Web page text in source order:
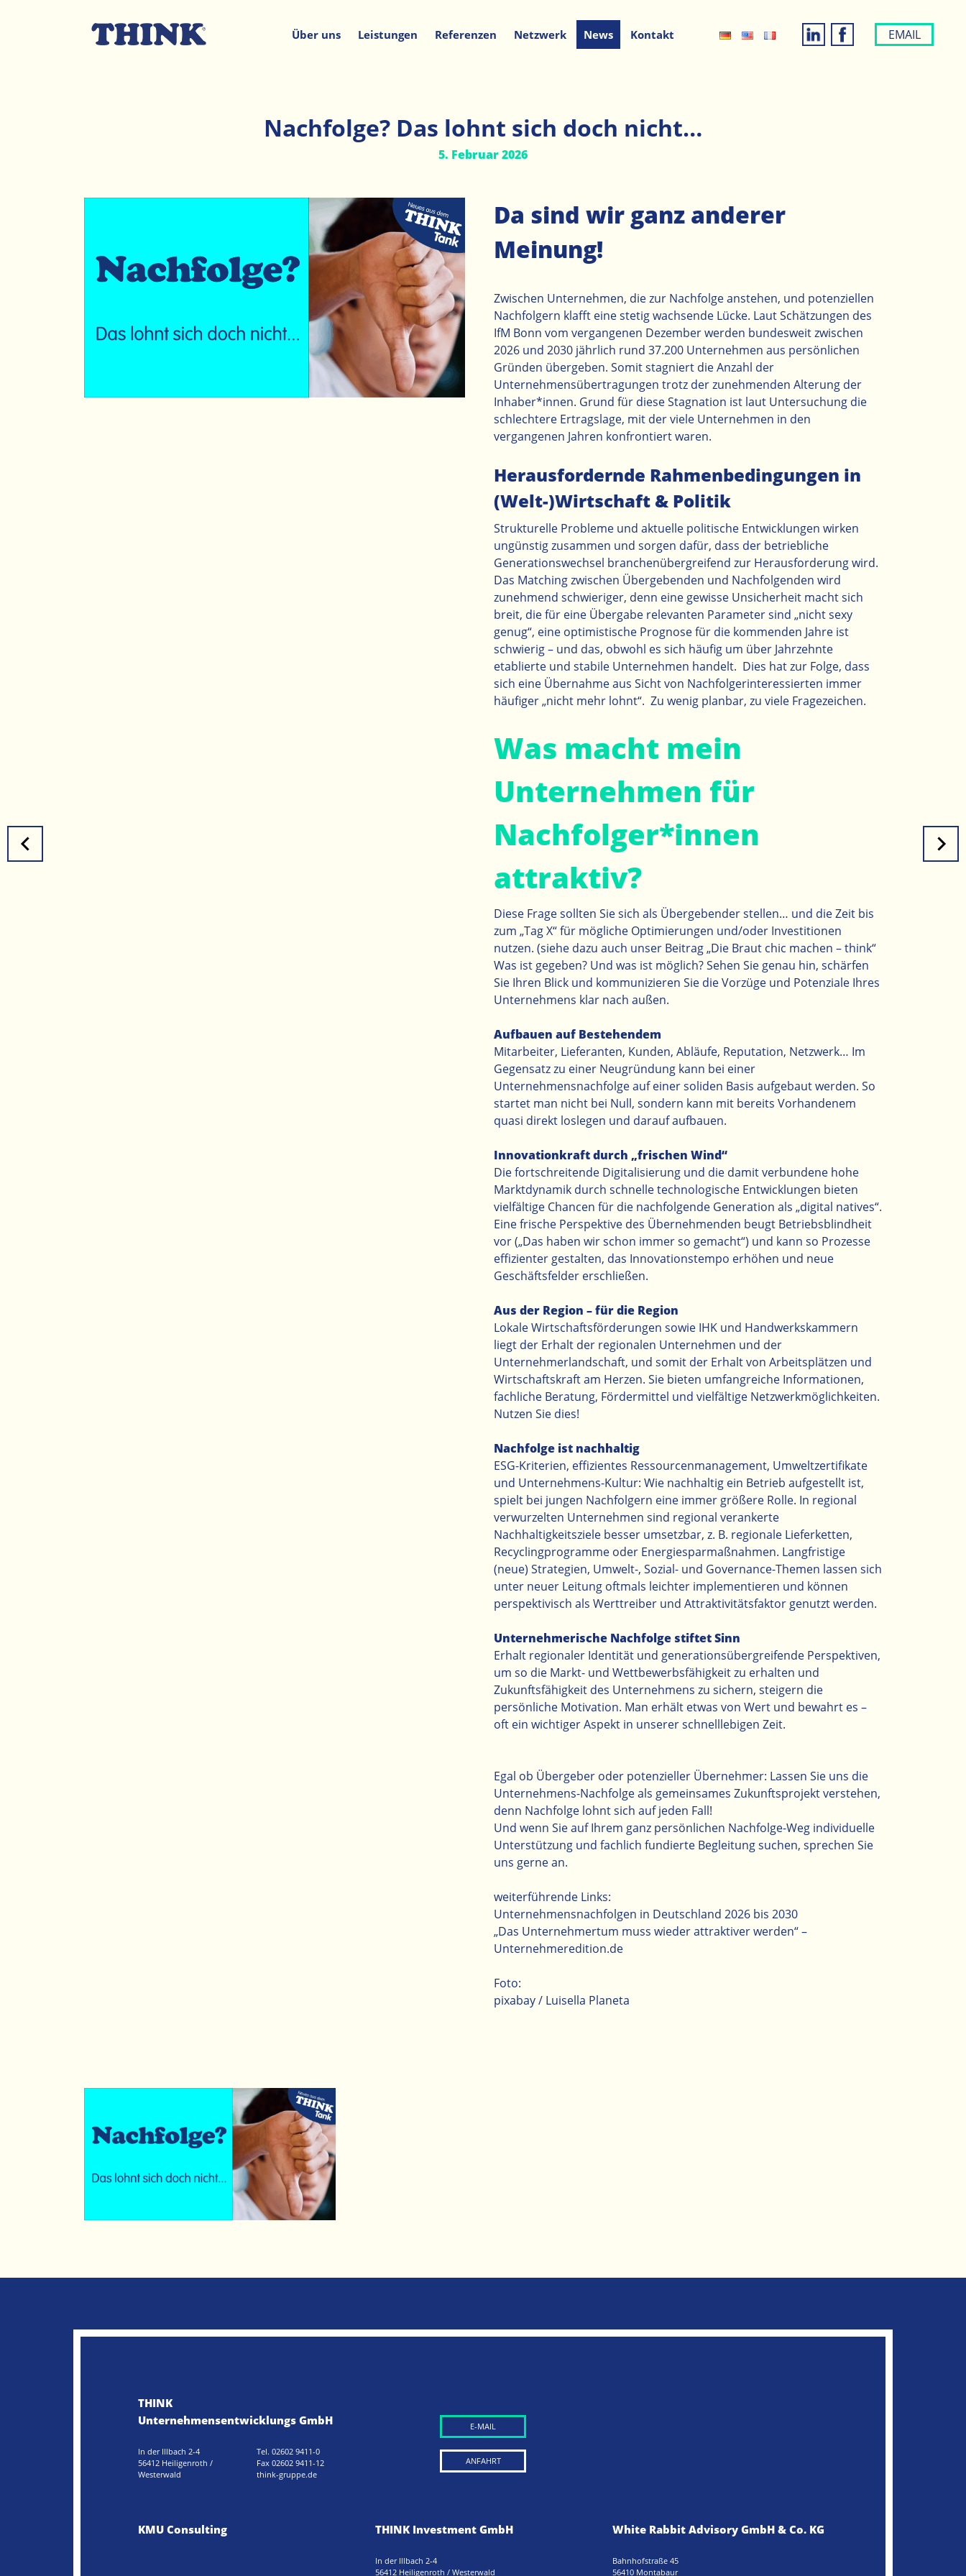
Über uns Leistungen Referenzen Netzwerk News Kontakt EMAIL
Nachfolge? Das lohnt sich doch nicht…
5. Februar 2026
Da sind wir ganz anderer
Meinung!
Zwischen Unternehmen, die zur Nachfolge anstehen, und potenziellen
Nachfolgern klafft eine stetig wachsende Lücke. Laut Schätzungen des
IfM Bonn vom vergangenen Dezember werden bundesweit zwischen
2026 und 2030 jährlich rund 37.200 Unternehmen aus persönlichen
Gründen übergeben. Somit stagniert die Anzahl der
Unternehmensübertragungen trotz der zunehmenden Alterung der
Inhaber*innen. Grund für diese Stagnation ist laut Untersuchung die
schlechtere Ertragslage, mit der viele Unternehmen in den
vergangenen Jahren konfrontiert waren.
Herausfordernde Rahmenbedingungen in
(Welt-)Wirtschaft & Politik
Strukturelle Probleme und aktuelle politische Entwicklungen wirken
ungünstig zusammen und sorgen dafür, dass der betriebliche
Generationswechsel branchenübergreifend zur Herausforderung wird.
Das Matching zwischen Übergebenden und Nachfolgenden wird
zunehmend schwieriger, denn eine gewisse Unsicherheit macht sich
breit, die für eine Übergabe relevanten Parameter sind „nicht sexy
genug“, eine optimistische Prognose für die kommenden Jahre ist
schwierig – und das, obwohl es sich häufig um über Jahrzehnte
etablierte und stabile Unternehmen handelt. Dies hat zur Folge, dass
sich eine Übernahme aus Sicht von Nachfolgerinteressierten immer
häufiger „nicht mehr lohnt“. Zu wenig planbar, zu viele Fragezeichen.
Was macht mein
Unternehmen für
Nachfolger*innen
attraktiv?
Diese Frage sollten Sie sich als Übergebender stellen… und die Zeit bis
zum „Tag X“ für mögliche Optimierungen und/oder Investitionen
nutzen. (siehe dazu auch unser Beitrag „Die Braut chic machen – think“
Was ist gegeben? Und was ist möglich? Sehen Sie genau hin, schärfen
Sie Ihren Blick und kommunizieren Sie die Vorzüge und Potenziale Ihres
Unternehmens klar nach außen.
Aufbauen auf Bestehendem
Mitarbeiter, Lieferanten, Kunden, Abläufe, Reputation, Netzwerk… Im
Gegensatz zu einer Neugründung kann bei einer
Unternehmensnachfolge auf einer soliden Basis aufgebaut werden. So
startet man nicht bei Null, sondern kann mit bereits Vorhandenem
quasi direkt loslegen und darauf aufbauen.
Innovationkraft durch „frischen Wind“
Die fortschreitende Digitalisierung und die damit verbundene hohe
Marktdynamik durch schnelle technologische Entwicklungen bieten
vielfältige Chancen für die nachfolgende Generation als „digital natives“.
Eine frische Perspektive des Übernehmenden beugt Betriebsblindheit
vor („Das haben wir schon immer so gemacht“) und kann so Prozesse
effizienter gestalten, das Innovationstempo erhöhen und neue
Geschäftsfelder erschließen.
Aus der Region – für die Region
Lokale Wirtschaftsförderungen sowie IHK und Handwerkskammern
liegt der Erhalt der regionalen Unternehmen und der
Unternehmerlandschaft, und somit der Erhalt von Arbeitsplätzen und
Wirtschaftskraft am Herzen. Sie bieten umfangreiche Informationen,
fachliche Beratung, Fördermittel und vielfältige Netzwerkmöglichkeiten.
Nutzen Sie dies!
Nachfolge ist nachhaltig
ESG-Kriterien, effizientes Ressourcenmanagement, Umweltzertifikate
und Unternehmens-Kultur: Wie nachhaltig ein Betrieb aufgestellt ist,
spielt bei jungen Nachfolgern eine immer größere Rolle. In regional
verwurzelten Unternehmen sind regional verankerte
Nachhaltigkeitsziele besser umsetzbar, z. B. regionale Lieferketten,
Recyclingprogramme oder Energiesparmaßnahmen. Langfristige
(neue) Strategien, Umwelt-, Sozial- und Governance-Themen lassen sich
unter neuer Leitung oftmals leichter implementieren und können
perspektivisch als Werttreiber und Attraktivitätsfaktor genutzt werden.
Unternehmerische Nachfolge stiftet Sinn
Erhalt regionaler Identität und generationsübergreifende Perspektiven,
um so die Markt- und Wettbewerbsfähigkeit zu erhalten und
Zukunftsfähigkeit des Unternehmens zu sichern, steigern die
persönliche Motivation. Man erhält etwas von Wert und bewahrt es –
oft ein wichtiger Aspekt in unserer schnelllebigen Zeit.
Egal ob Übergeber oder potenzieller Übernehmer: Lassen Sie uns die
Unternehmens-Nachfolge als gemeinsames Zukunftsprojekt verstehen,
denn Nachfolge lohnt sich auf jeden Fall!
Und wenn Sie auf Ihrem ganz persönlichen Nachfolge-Weg individuelle
Unterstützung und fachlich fundierte Begleitung suchen, sprechen Sie
uns gerne an.
weiterführende Links:
Unternehmensnachfolgen in Deutschland 2026 bis 2030
„Das Unternehmertum muss wieder attraktiver werden“ –
Unternehmeredition.de
Foto:
pixabay / Luisella Planeta
THINK
Unternehmensentwicklungs GmbH
In der Illbach 2-4
56412 Heiligenroth /
Westerwald
Tel. 02602 9411-0
Fax 02602 9411-12
think-gruppe.de
E-MAIL
ANFAHRT
KMU Consulting THINK Investment GmbH
In der Illbach 2-4
56412 Heiligenroth / Westerwald
White Rabbit Advisory GmbH & Co. KG
Bahnhofstraße 45
56410 Montabaur